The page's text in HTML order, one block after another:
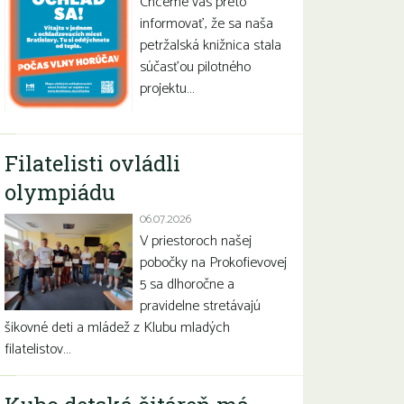
informovať, že sa naša
petržalská knižnica stala
súčasťou pilotného
projektu…
Filatelisti ovládli
olympiádu
06.07.2026
V priestoroch našej
pobočky na Prokofievovej
5 sa dlhoročne a
pravidelne stretávajú
šikovné deti a mládež z Klubu mladých
filatelistov…